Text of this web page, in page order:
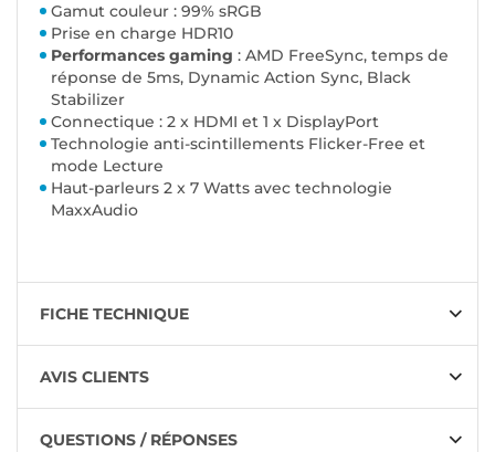
Gamut couleur : 99% sRGB
Prise en charge HDR10
Performances gaming : AMD FreeSync, temps de
réponse de 5ms, Dynamic Action Sync, Black
Stabilizer
Connectique : 2 x HDMI et 1 x DisplayPort
Technologie anti-scintillements Flicker-Free et
mode Lecture
Haut-parleurs 2 x 7 Watts avec technologie
MaxxAudio
FICHE TECHNIQUE
AVIS CLIENTS
QUESTIONS / RÉPONSES